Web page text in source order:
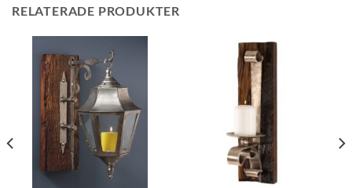
RELATERADE PRODUKTER